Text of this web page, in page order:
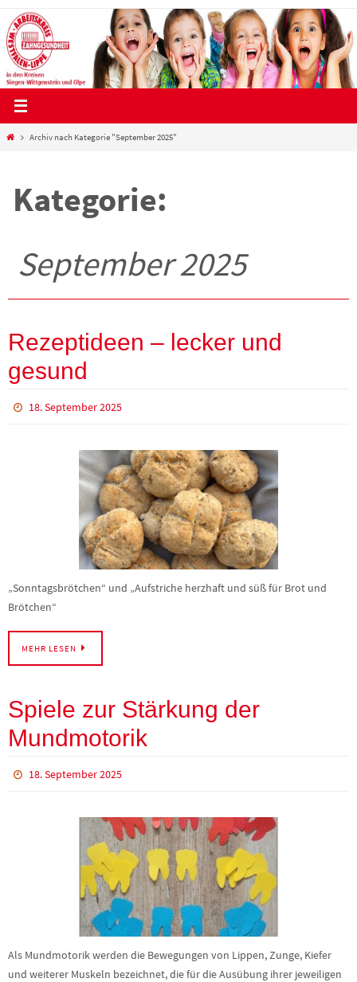
Zum
Inhalt
springen
StartArchiv nach Kategorie "September 2025"
Kategorie:
September 2025
Rezeptideen – lecker und
gesund
18. September 2025
„Sonntagsbrötchen“ und „Aufstriche herzhaft und süß für Brot und
Brötchen“
MEHR LESEN
Spiele zur Stärkung der
Mundmotorik
18. September 2025
Als Mundmotorik werden die Bewegungen von Lippen, Zunge, Kiefer
und weiterer Muskeln bezeichnet, die für die Ausübung ihrer jeweiligen